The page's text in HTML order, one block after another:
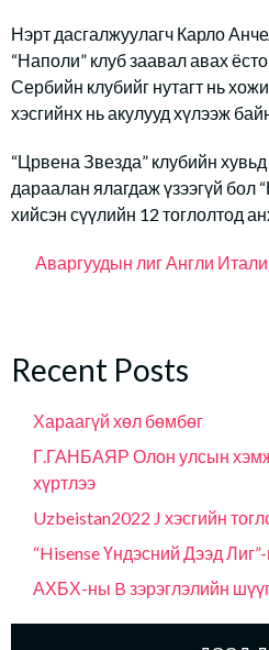
Нэрт дасгалжуулагч Карло
“Наполи” клуб заавал авах
Сербийн клубийг нутагт нь
хэсгийнх нь акулууд хүлээж
“Црвена Звезда” клубийн
дараалан ялагдаж үзээгүй бол
хийсэн сүүлийн 12 тоглолтод
Аваргуудын лигАнгли Итали
Recent Posts
Хараагүй хөл бөмбөг
Г.ГАНБАЯР Олон улсын
хүртлээ
Uzbeistan2022 J хэсгийн
“Hisense Үндэсний Дээд
АХБХ-ны B зэрэглэлийн